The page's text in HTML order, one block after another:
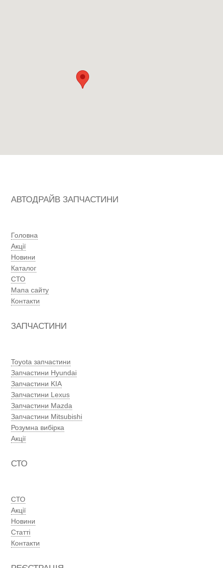
АВТОДРАЙВ ЗАПЧАСТИНИ
Головна
Акції
Новини
Каталог
СТО
Мапа сайту
Контакти
ЗАПЧАСТИНИ
Toyota запчастини
Запчастини Hyundai
Запчастини KIA
Запчастини Lexus
Запчастини Mazda
Запчастини Mitsubishi
Розумна вибірка
Акції
СТО
СТО
Акції
Новини
Статті
Контакти